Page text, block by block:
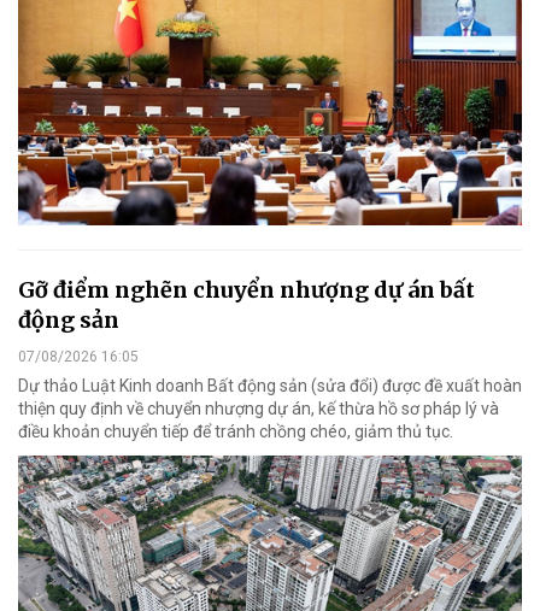
Gỡ điểm nghẽn chuyển nhượng dự án bất
động sản
07/08/2026 16:05
Dự thảo Luật Kinh doanh Bất động sản (sửa đổi) được đề xuất hoàn
thiện quy định về chuyển nhượng dự án, kế thừa hồ sơ pháp lý và
điều khoản chuyển tiếp để tránh chồng chéo, giảm thủ tục.